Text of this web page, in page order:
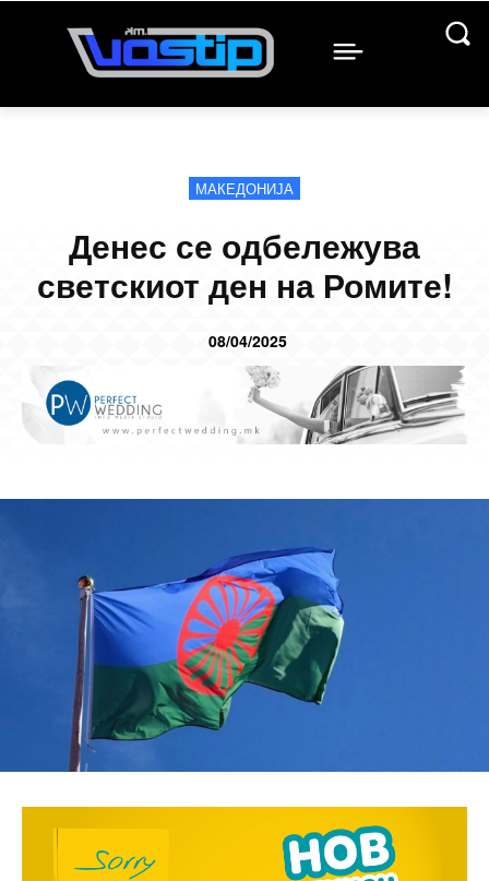
МАКЕДОНИЈА
Денес се одбележува
светскиот ден на Ромите!
08/04/2025